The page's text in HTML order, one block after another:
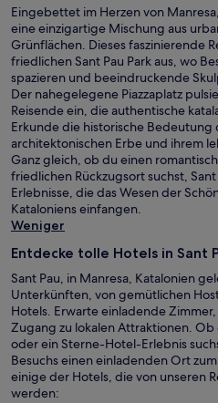
Eingebettet im Herzen von
eine einzigartige Mischung aus
Grünflächen. Dieses faszinierende
friedlichen Sant Pau Park aus, wo
spazieren und beeindruckende
Der nahegelegene Piazzaplatz
Reisende ein, die authentische
Erkunde die historische
architektonischen Erbe und ihrem
Ganz gleich, ob du einen
friedlichen Rückzugsort suchst,
Erlebnisse, die das Wesen der
Kataloniens einfangen.
Weniger
Entdecke tolle Hotels in Sant
Sant Pau, in Manresa, Katalonien
Unterkünften, von gemütlichen
Hotels. Erwarte einladende
Zugang zu lokalen Attraktionen.
oder ein Sterne-Hotel-Erlebnis
Besuchs einen einladenden Ort
einige der Hotels, die von unseren
werden: